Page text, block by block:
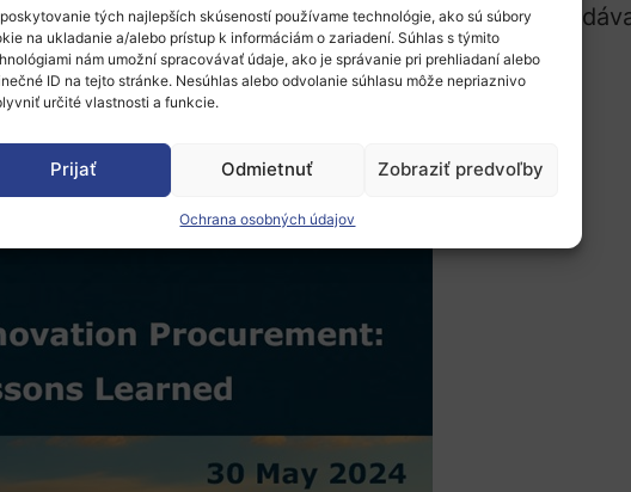
tých najlepších skúseností používame technológie, ako sú súbory
na ukladanie a/alebo prístup k informáciám o zariadení. Súhlas s týmito
nám umožní spracovávať údaje, ako je správanie pri prehliadaní alebo
ID na tejto stránke. Nesúhlas alebo odvolanie súhlasu môže nepriaznivo
určité vlastnosti a funkcie.
Prijať Odmietnuť Zobraziť predvoľby
Ochrana osobných údajov
verejných nákupcov, ale taktiež sú vítaní
povinná.